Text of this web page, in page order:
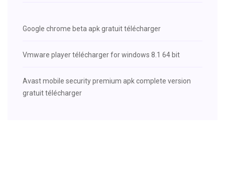
Google chrome beta apk gratuit télécharger
Vmware player télécharger for windows 8.1 64 bit
Avast mobile security premium apk complete version
gratuit télécharger